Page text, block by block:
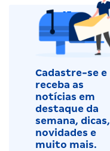
Cadastre-se e
receba as
notícias em
destaque da
semana, dicas,
novidades e
muito mais.